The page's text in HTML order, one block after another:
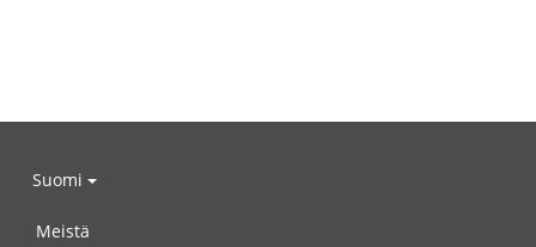
Suomi
Meistä